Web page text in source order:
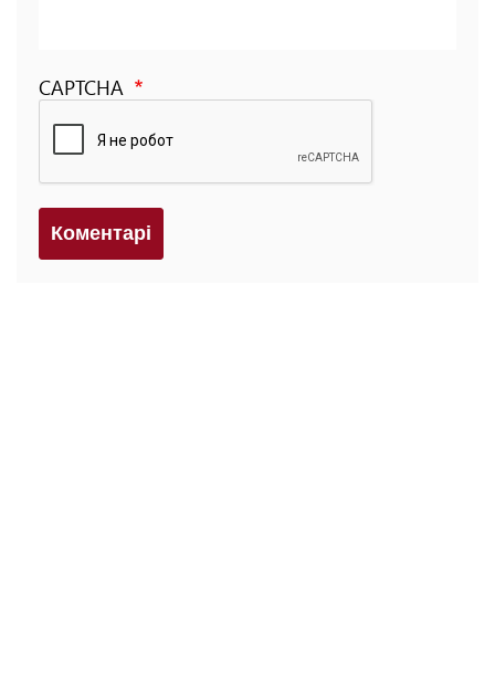
CAPTCHA
Коментарi